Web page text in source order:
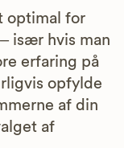
optimal for
især hvis man
erfaring på
opfylde
af din
af